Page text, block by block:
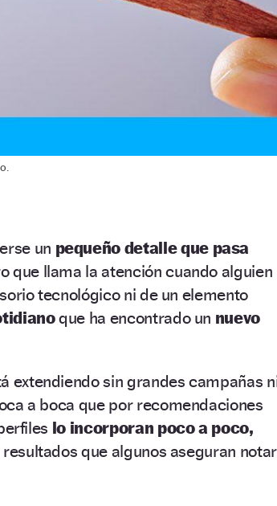
un pequeño detalle que pasa
que llama la atención cuando alguien
tecnológico ni de un elemento
que ha encontrado un nuevo
extendiendo sin grandes campañas
a boca que por recomendaciones
lo incorporan poco a poco,
que algunos aseguran notar